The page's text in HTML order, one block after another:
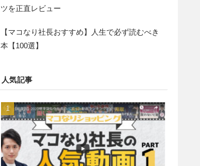
ツを正直レビュー
【マコなり社長おすすめ】人生で必ず読むべき
本【100選】
人気記事